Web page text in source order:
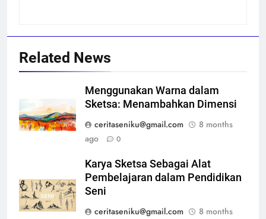
Related News
Menggunakan Warna dalam
Sketsa: Menambahkan Dimensi
ceritaseniku@gmail.com
8 months
ago
0
Karya Sketsa Sebagai Alat
Pembelajaran dalam Pendidikan
Seni
ceritaseniku@gmail.com
8 months